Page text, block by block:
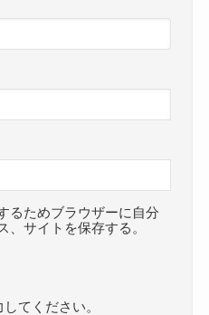
るためブラウザーに自分
、サイトを保存する。
てください。